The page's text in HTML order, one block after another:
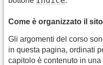
Come è organizzato il sito
Gli argomenti del corso
in questa pagina, ordinati
capitolo è contenuto in